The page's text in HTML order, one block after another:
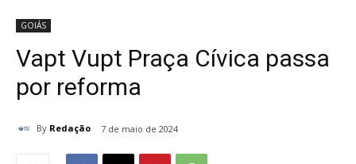
GOIÁS
Vapt Vupt Praça Cívica passa
por reforma
By Redação 7 de maio de 2024